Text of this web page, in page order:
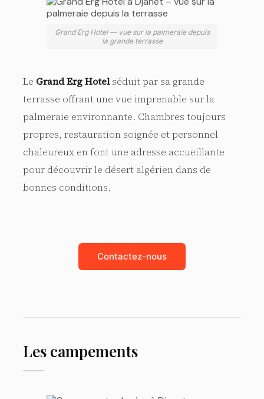
Grand Erg Hotel — vue sur la palmeraie depuis
la grande terrasse
Le Grand Erg Hotelséduit par sa grande
terrasse offrant une vue imprenable sur la
palmeraie environnante. Chambres toujours
propres, restauration soignée et personnel
chaleureux en font une adresse accueillante
pour découvrir le désert algérien dans de
bonnes conditions.
Contactez-nous
Les campements